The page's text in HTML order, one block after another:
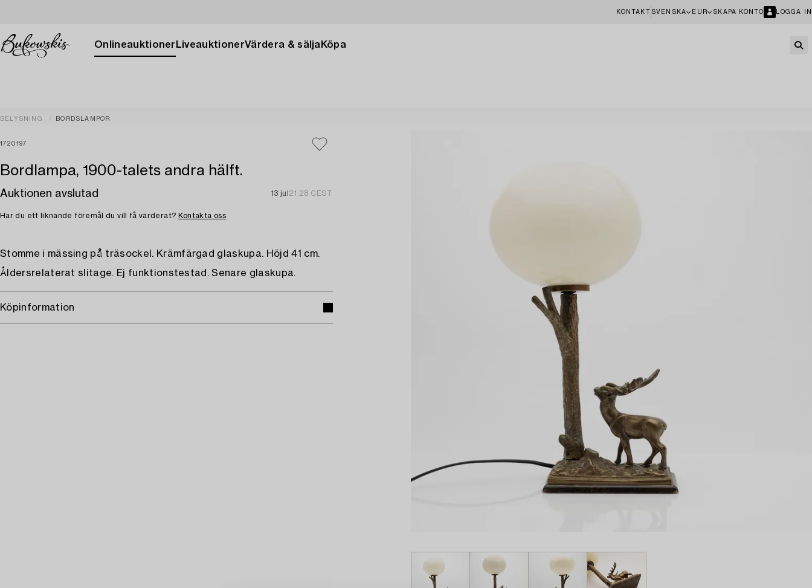
KONTAKT SVENSKA EUR SKAPA KONTO LOGGA IN
Onlineauktioner LiveauktionerVärdera & sälja Köpa
BELYSNING BORDSLAMPOR
1720197
Bordlampa, 1900-talets andra hälft.
Auktionen avslutad 13 jul 21:28 CEST
Har du ett liknande föremål du vill få värderat? Kontakta oss
Stomme i mässing på träsockel. Krämfärgad glaskupa. Höjd 41 cm.
Åldersrelaterat slitage. Ej funktionstestad. Senare glaskupa.
Köpinformation